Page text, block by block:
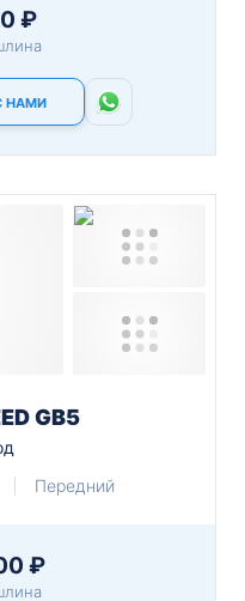
₽
НАМИ
GB5
Передний
₽